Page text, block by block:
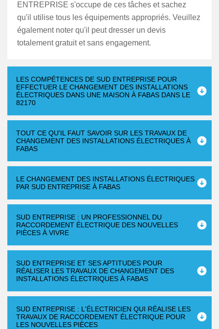
ENTREPRISE s'occupe de ces tâches et sachez
qu'il utilise tous les équipements appropriés. Veuillez
également noter qu'il peut dresser un devis
totalement gratuit et sans engagement.
LES COMPÉTENCES DE SUD ENTREPRISE POUR
EFFECTUER LE CHANGEMENT DES INSTALLATIONS
ÉLECTRIQUES DANS UNE MAISON À FABAS DANS LE
82170
TOUT CE QU'IL FAUT SAVOIR SUR LES TRAVAUX DE
CHANGEMENT DES INSTALLATIONS ÉLECTRIQUES À
FABAS
LE CHANGEMENT DES INSTALLATIONS ÉLECTRIQUES
PAR SUD ENTREPRISE À FABAS
SUD ENTREPRISE : UN PROFESSIONNEL DU
RACCORDEMENT ÉLECTRIQUE DES NOUVELLES
PIÈCES À VIVRE
SUD ENTREPRISE ET SES APTITUDES POUR
RÉALISER LES TRAVAUX DE CHANGEMENT DES
INSTALLATIONS ÉLECTRIQUES À FABAS
SUD ENTREPRISE : L'ÉLECTRICIEN QUI RÉALISE LES
TRAVAUX DE RACCORDEMENT ÉLECTRIQUE POUR
LES NOUVELLES PIÈCES